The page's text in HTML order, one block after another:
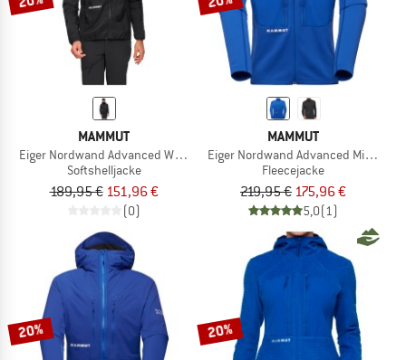
MAMMUT
Eiger Nordwand Advanced Windbreaker Hooded Jacket
Softshelljacke
189,95 € 151,96 €
(0)
MAMMUT
Eiger Nordwand Advanced Midlayer
Fleecejacke
219,95 € 175,96 €
5,0(1)
20% 20%